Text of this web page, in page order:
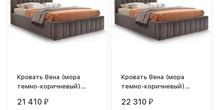
Кровать Вена (мора
темно-коричневый)
ортопедическим
21 410₽
Кровать Вена (мора
темно-коричневый)
ортопедическим
22 310₽